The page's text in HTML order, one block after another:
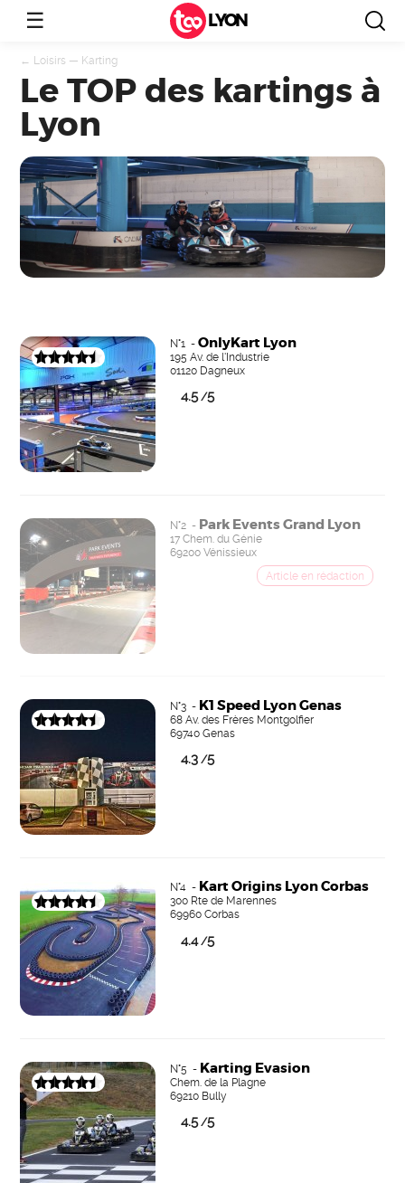
☰ LYON
← Loisirs — Karting
Le TOP des kartings à
Lyon
N°1 - OnlyKart Lyon
195 Av. de l'Industrie
01120 Dagneux
4.5/5
N°2 - Park Events Grand Lyon
17 Chem. du Génie
69200 Vénissieux
N°3 - K1 Speed Lyon Genas
68 Av. des Frères Montgolfier
69740 Genas
4.3 /5
N°4 - Kart Origins Lyon Corbas
300 Rte de Marennes
69960 Corbas
4.4/5
N°5 - Karting Evasion
Chem. de la Plagne
69210 Bully
4.5/5